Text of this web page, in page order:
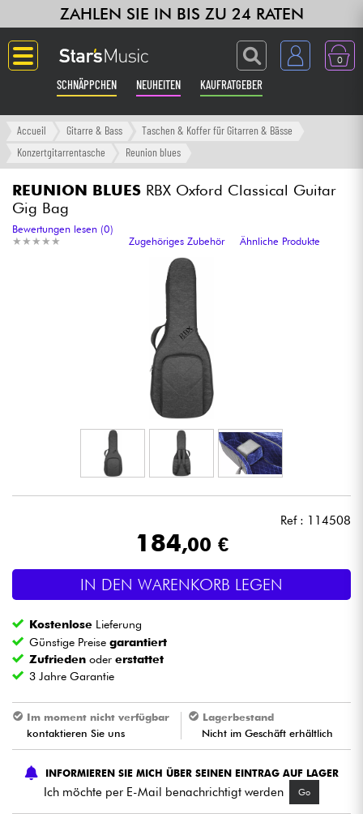
ZAHLEN SIE IN BIS ZU 24 RATEN
0
SCHNÄPPCHEN NEUHEITEN KAUFRATGEBER
Langue
Verstärker & Effekte
Klaviere & Piano
Drums
Blasinstrumente
Violinen & Quartett
Kinder
Kabel & Zubehöre
Accueil Gitarre & Bass
Taschen & Koffer für Gitarren & Bässe
Konzertgitarrentasche
Reunion blues
REUNION BLUES RBX Oxford Classical Guitar
Gig Bag
★ ★ ★ ★ ★
★ ★ ★ ★ ★
Bewertungen lesen (0)
Zugehöriges Zubehör
Ähnliche Produkte
Ref : 114508
184,00 €
IN DEN WARENKORB LEGEN
Kostenlose Lieferung
Günstige Preisegarantiert
Zufrieden odererstattet
3 Jahre Garantie
Im moment nicht verfügbar
kontaktieren Sie uns
Lagerbestand
Nicht im Geschäft erhältlich
INFORMIEREN SIE MICH ÜBER SEINEN EINTRAG AUF LAGER
Ich möchte per E-Mail benachrichtigt werden Go